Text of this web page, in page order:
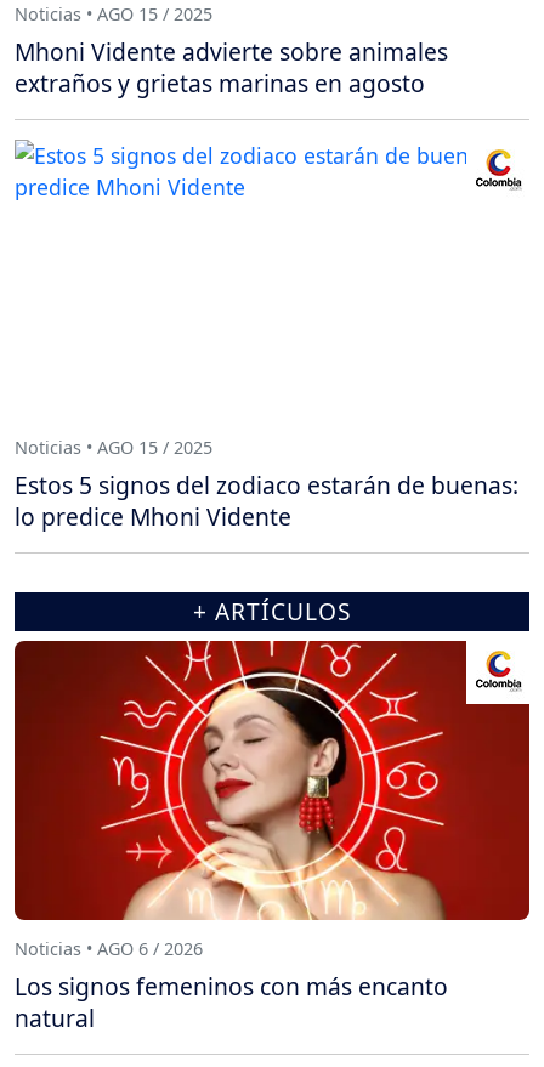
Noticias • AGO 15 / 2025
Mhoni Vidente advierte sobre animales
extraños y grietas marinas en agosto
Noticias • AGO 15 / 2025
Estos 5 signos del zodiaco estarán de buenas:
lo predice Mhoni Vidente
+ ARTÍCULOS
Noticias • AGO 6 / 2026
Los signos femeninos con más encanto
natural